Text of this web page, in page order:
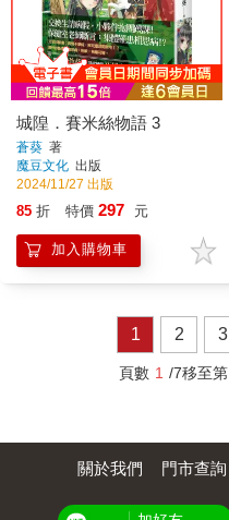
城隍．賽米絲物語 3
蒼葵 著
魔豆文化 出版
2024/11/27 出版
85 折 特價 297 元
加入購物車
1 2 3
頁數 1 /7移至第
關於我們 門市查詢